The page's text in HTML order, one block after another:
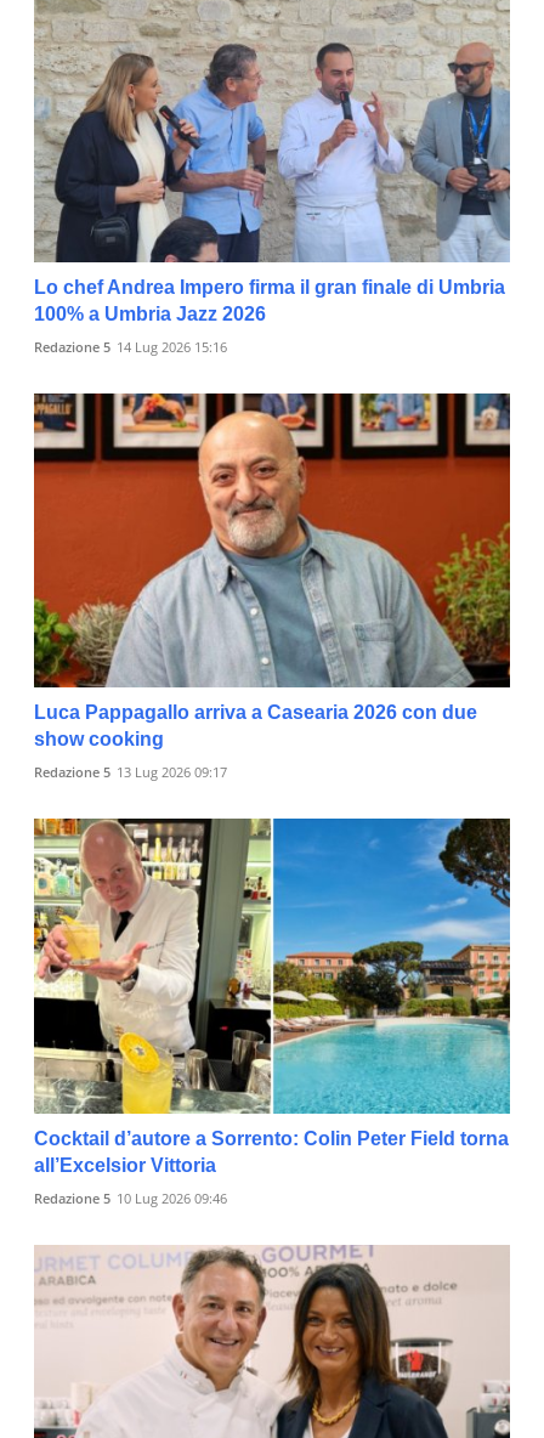
Lo chef Andrea Impero firma il gran finale di Umbria
100% a Umbria Jazz 2026
Redazione 5 14 Lug 2026 15:16
Luca Pappagallo arriva a Casearia 2026 con due
show cooking
Redazione 5 13 Lug 2026 09:17
Cocktail d’autore a Sorrento: Colin Peter Field torna
all’Excelsior Vittoria
Redazione 5 10 Lug 2026 09:46